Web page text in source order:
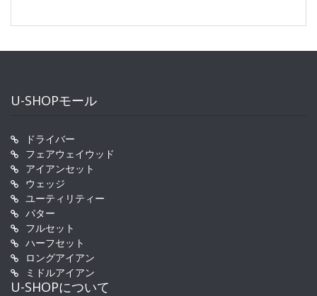
U-SHOPモール
ドライバー
フェアウェイウッド
アイアンセット
ウェッジ
ユーティリティー
パター
フルセット
ハーフセット
ロングアイアン
ミドルアイアン
U-SHOPについて